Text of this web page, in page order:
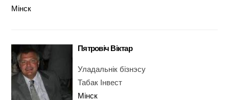
Мінск
Пятровіч Віктар
Уладальнік бізнэсу
Табак Інвест
Мінск